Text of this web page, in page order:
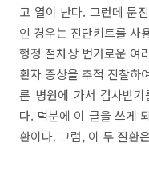
고 열이 난다. 그런데 문
인 경우는 진단키트를 사
행정 절차상 번거로운 여
환자 증상을 추적 진찰하
른 병원에 가서 검사받
다. 덕분에 이 글을 쓰게
환이다. 그럼, 이 두 질환